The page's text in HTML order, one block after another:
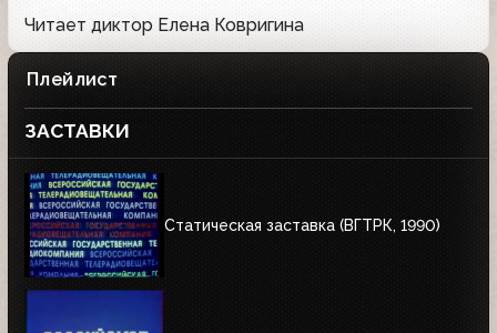
Читает диктор Елена Ковригина
Плейлист
ЗАСТАВКИ
Статическая заставка (ВГТРК, 1990)